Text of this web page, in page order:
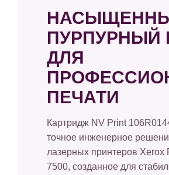
ПУРПУРНЫЙ
ДЛЯ
ПЕЧАТИ
Картридж NV Print
точное инженерное
лазерных принтеров Xerox
7500, созданное для